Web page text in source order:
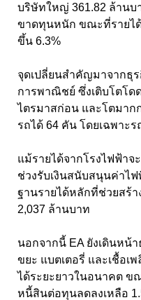
บริษัทใหญ่ 361.82 ล้านบ
ขาดทุนหนัก ขณะที่รายไ
ขึ้น 6.3%
จุดเปลี่ยนสำคัญมาจากธุ
การพาณิชย์ ซึ่งเติบโตโด
ไตรมาสก่อน และโตมาก
รถได้ 64 คัน โดยเฉพาะ
แม้รายได้จากโรงไฟฟ้าจ
ช่วงรับเงินสนับสนุนค่าไฟ
ฐานรายได้หลักที่ช่วยสร้า
2,037 ล้านบาท
นอกจากนี้ EA ยังเดินหน้
ขยะ แบตเตอรี่ และเชื้อเ
ได้ระยะยาวในอนาคต ข
หนี้สินต่อทุนลดลงเหลือ